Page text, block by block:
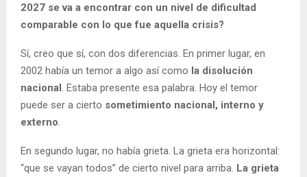
2027 se va a encontrar con un nivel de dificultad
comparable con lo que fue aquella crisis?
Sí, creo que sí, con dos diferencias. En primer lugar, en
2002 había un temor a algo así como la disolución
nacional. Estaba presente esa palabra. Hoy el temor
puede ser a cierto sometimiento nacional, interno y
externo.
En segundo lugar, no había grieta. La grieta era horizontal:
“que se vayan todos” de cierto nivel para arriba. La grieta